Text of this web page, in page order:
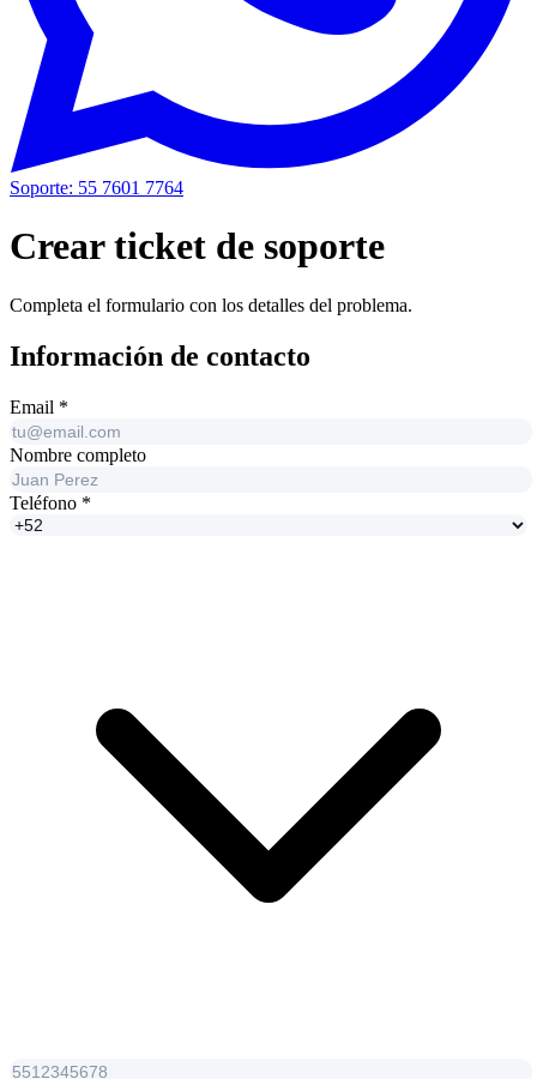
Soporte: 55 7601 7764
Crear ticket de soporte
Completa el formulario con los detalles del problema.
Información de contacto
Email *
Nombre completo
Teléfono *